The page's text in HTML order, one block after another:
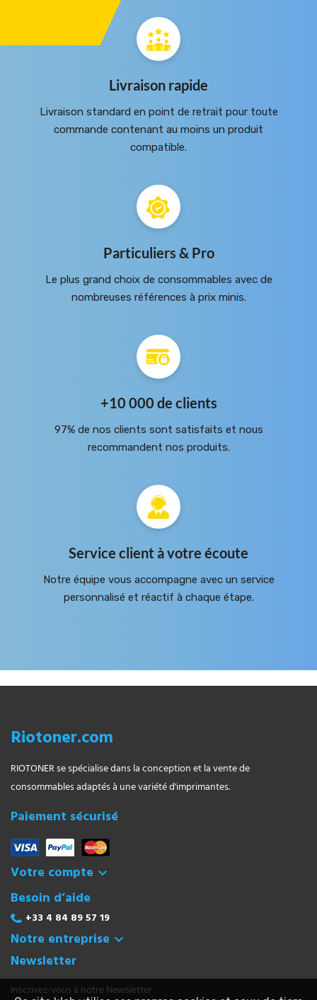
Livraison rapide
Livraison standard en point de retrait pour toute
commande contenant au moins un produit
compatible.
Particuliers & Pro
Le plus grand choix de consommables avec de
nombreuses références à prix minis.
+10 000 de clients
97% de nos clients sont satisfaits et nous
recommandent nos produits.
Service client à votre écoute
Notre équipe vous accompagne avec un service
personnalisé et réactif à chaque étape.
Riotoner.com
RIOTONER se spécialise dans la conception et la vente de
consommables adaptés à une variété d'imprimantes.
Paiement sécurisé
Votre compte 
Besoin d’aide
+33 4 84 89 57 19
Notre entreprise 
Newsletter
Inscrivez-vous à notre Newsletter